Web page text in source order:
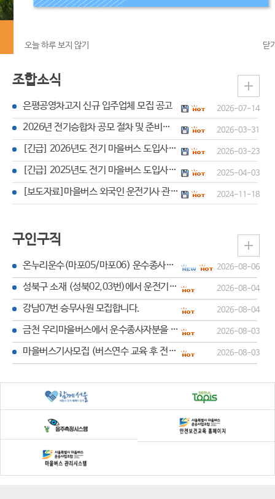
구
성
소
공
지
사
항
임
원
부
과
위
원
혁
신
원
시
길
이
트
조합소식
은평공영차고지 신규 입주업체 모집 공고 2026-07-14
2026년 전기승합차 공모 절차 및 준비서류 등 안내 2026-03-31
[긴급] 2026년도 전기 마을버스 도입사업 공고 2026-03-23
[긴급] 2025년도 전기 마을버스 도입사업 공고 2025-04-03
[보도자료]마을버스 외국인 운전기사 관련 보도자료 2024-11-18
구인구직
온누리운수(마포05/마포06) 운수종사자 모집 2026-08-06
성북구 소재 (성북02,03번)에서 운전기사님 구합니다. 2026-08-04
강남07번 승무사원 모집합니다. 2026-08-04
금천 우리마을버스에서 운수종사자분을 모집합니다. 2026-08-03
마을버스기사모집 (버스연수 교육 후 전원취업) 2026-08-03
오늘 하루 보지 않기 닫